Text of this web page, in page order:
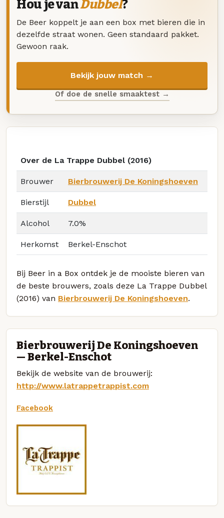
Hou je vanDubbel?
De Beer koppelt je aan een box met bieren die in
dezelfde straat wonen. Geen standaard pakket.
Gewoon raak.
Bekijk jouw match →
Of doe de snelle smaaktest →
Over de La Trappe Dubbel (2016)
Brouwer Bierbrouwerij De Koningshoeven
Bierstijl Dubbel
Alcohol 7.0%
Herkomst Berkel-Enschot
Bij Beer in a Box ontdek je de mooiste bieren van
de beste brouwers, zoals deze La Trappe Dubbel
(2016) van Bierbrouwerij De Koningshoeven.
Bierbrouwerij De Koningshoeven
— Berkel-Enschot
Bekijk de website van de brouwerij:
http://www.latrappetrappist.com
Facebook